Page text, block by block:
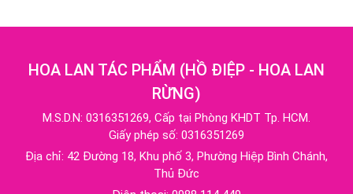
HOA LAN TÁC PHẨM (HỒ ĐIỆP - HOA LAN
RỪNG)
M.S.D.N: 0316351269, Cấp tại Phòng KHDT Tp. HCM.
Giấy phép số: 0316351269
Địa chỉ: 42 Đường 18, Khu phố 3, Phường Hiệp Bình Chánh,
Thủ Đức